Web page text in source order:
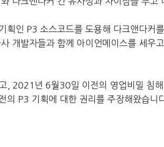
인 P3 소스코드를 도용해 다크앤다커
개발자들과 함께 아이언메이스를 세우
, 2021년 6월30일 이전의 영업비밀 침
의 P3 기획에 대한 권리를 주장해왔습니